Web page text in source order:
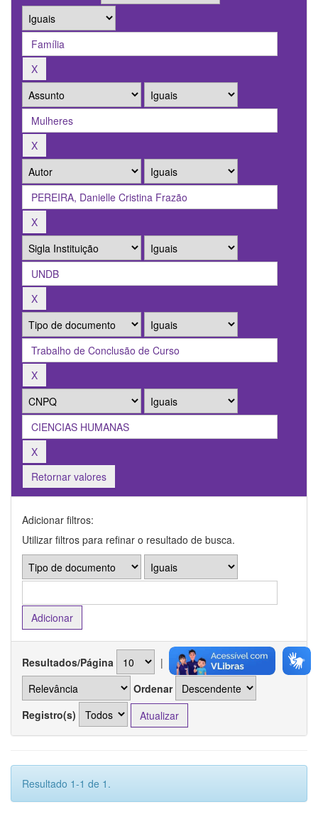
Retornar valores
Adicionar filtros:
Utilizar filtros para refinar o resultado de busca.
Resultados/Página |
Ordenar registros por
Ordenar
Registro(s)
Resultado 1-1 de 1.